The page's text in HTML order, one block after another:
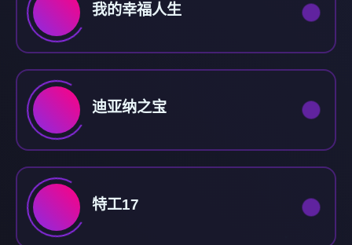
我的幸福人生
迪亚纳之宝
特工17